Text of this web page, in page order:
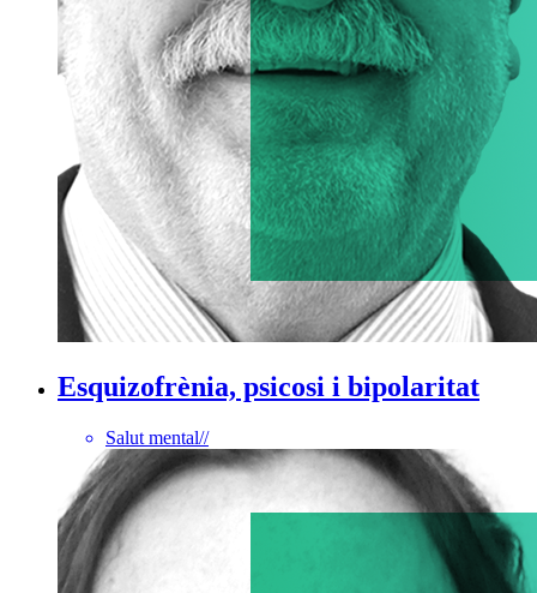
Esquizofrènia, psicosi i bipolaritat
Salut mental//